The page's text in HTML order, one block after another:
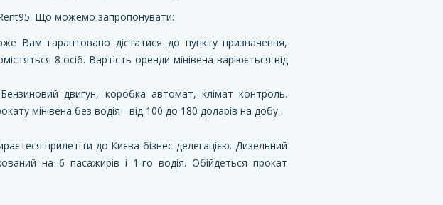
Rent95. Що можемо запропонувати:
Вам гарантовано дістатися до пункту призначення,
8 осіб. Вартість оренди мінівена варіюється від
двигун, коробка автомат, клімат контроль.
мінівена без водія - від 100 до 180 доларів на добу.
прилетіти до Києва бізнес-делегацією. Дизельний
на 6 пасажирів і 1-го водія. Обійдеться прокат